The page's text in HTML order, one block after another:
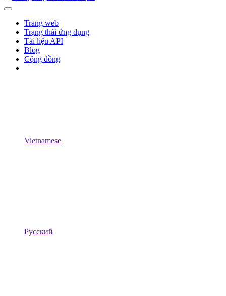
Trang web
Trạng thái ứng dụng
Tài liệu API
Blog
Cộng đồng
Vietnamese
Русский